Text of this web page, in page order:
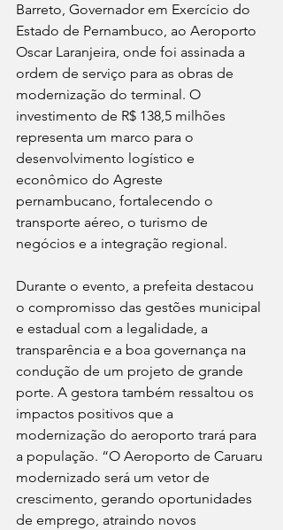
Barreto, Governador em Exercício do
Estado de Pernambuco, ao Aeroporto
Oscar Laranjeira, onde foi assinada a
ordem de serviço para as obras de
modernização do terminal. O
investimento de R$ 138,5 milhões
representa um marco para o
desenvolvimento logístico e
econômico do Agreste
pernambucano, fortalecendo o
transporte aéreo, o turismo de
negócios e a integração regional.
Durante o evento, a prefeita destacou
o compromisso das gestões municipal
e estadual com a legalidade, a
transparência e a boa governança na
condução de um projeto de grande
porte. A gestora também ressaltou os
impactos positivos que a
modernização do aeroporto trará para
a população. “O Aeroporto de Caruaru
modernizado será um vetor de
crescimento, gerando oportunidades
de emprego, atraindo novos